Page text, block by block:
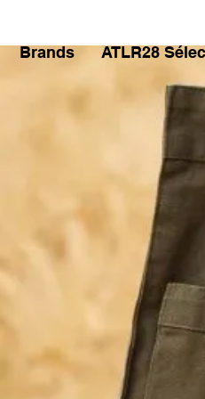
Brands ATLR28